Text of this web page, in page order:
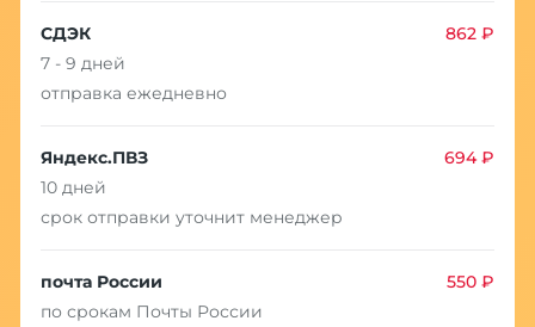
СДЭК
862 ₽
7 - 9 дней
отправка ежедневно
Яндекс.ПВЗ
694 ₽
10 дней
срок отправки уточнит менеджер
почта России
550 ₽
по срокам Почты России